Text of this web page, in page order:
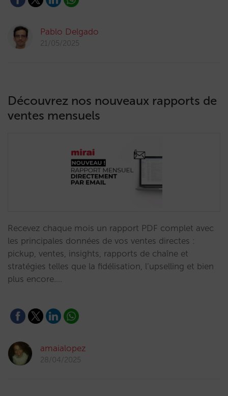
Pablo Delgado
21/05/2025
Découvrez nos nouveaux rapports de
ventes mensuels
Recevez chaque mois un rapport PDF complet avec
les principales données de vos ventes directes :
pickup, ventes, insights, rapports de chaîne et
stratégies telles que la fidélisation, l’upselling et bien
plus encore.…
amaialopez
28/04/2025